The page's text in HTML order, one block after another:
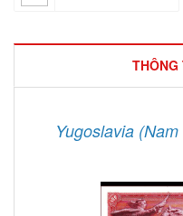
THÔNG
Yugoslavia